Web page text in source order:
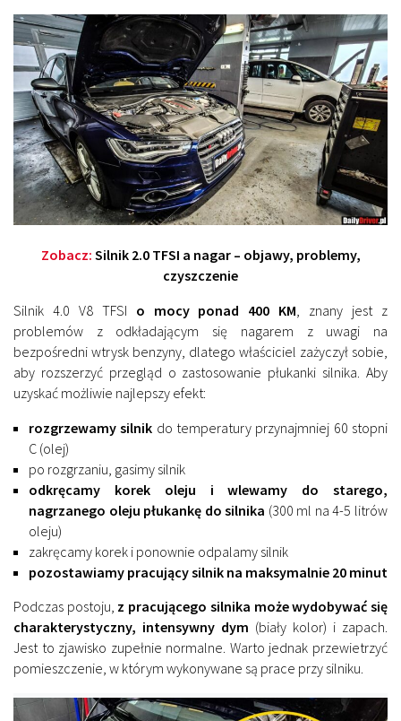
Zobacz: Silnik 2.0 TFSI a nagar – objawy, problemy,
czyszczenie
Silnik 4.0 V8 TFSI o mocy ponad 400 KM, znany jest z
problemów z odkładającym się nagarem z uwagi na
bezpośredni wtrysk benzyny, dlatego właściciel zażyczył sobie,
aby rozszerzyć przegląd o zastosowanie płukanki silnika. Aby
uzyskać możliwie najlepszy efekt:
rozgrzewamy silnik do temperatury przynajmniej 60 stopni
C (olej)
po rozgrzaniu, gasimy silnik
odkręcamy korek oleju i wlewamy do starego,
nagrzanego oleju płukankę do silnika (300 ml na 4-5 litrów
oleju)
zakręcamy korek i ponownie odpalamy silnik
pozostawiamy pracujący silnik na maksymalnie 20 minut
Podczas postoju, z pracującego silnika może wydobywać się
charakterystyczny, intensywny dym (biały kolor) i zapach.
Jest to zjawisko zupełnie normalne. Warto jednak przewietrzyć
pomieszczenie, w którym wykonywane są prace przy silniku.